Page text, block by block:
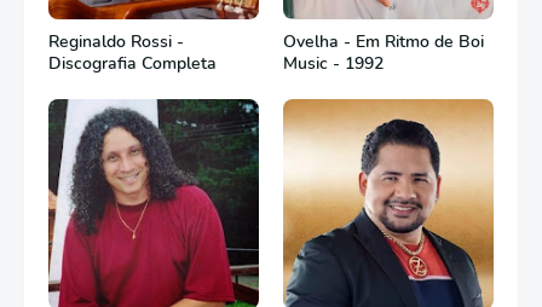
Reginaldo Rossi -
Discografia Completa
Ovelha - Em Ritmo de Boi
Music - 1992